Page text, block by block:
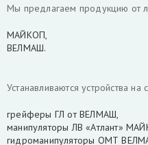
Мы предлагаем продукцию от
МАЙКОП,
ВЕЛМАШ.
Устанавливаются устройства
грейферы ГЛ от ВЕЛМАШ,
манипуляторы ЛВ «Атлант»
гидроманипуляторы ОМТ